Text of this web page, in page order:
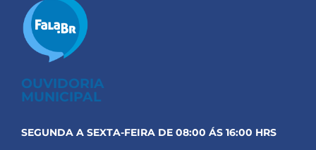
OUVIDORIA
MUNICIPAL
SEGUNDA A SEXTA-FEIRA DE 08:00 ÁS 16:00 HRS